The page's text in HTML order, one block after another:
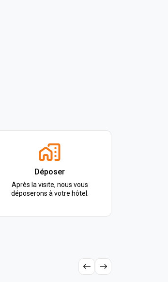
Déposer
Après la visite, nous vous
déposerons à votre hôtel.